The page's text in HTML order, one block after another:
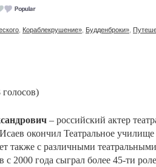
Кораблекрушение» Будденброки»
голосов)
– российский актер
окончил Театральное
также с различными
2000 года сыграл более 45-ти